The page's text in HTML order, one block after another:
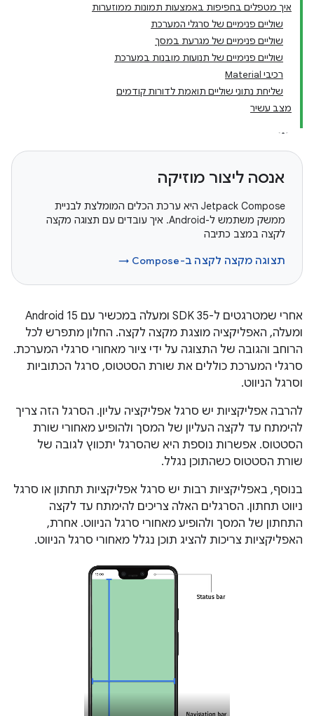
איך מטפלים בחפיפות באמצעות תמונות ממוזערות
שוליים פנימיים של סרגלי המערכת
שוליים פנימיים של מגרעת במסך
שוליים פנימיים של תנועות מובנות במערכת
רכיבי Material
שליחת נתוני שוליים תואמת לדורות קודמים
מצב עשיר
אנסה ליצור מוזיקה
‫Jetpack Compose היא ערכת הכלים המומלצת לבניית
ממשק משתמש ל-Android. איך עובדים עם תצוגה מקצה
לקצה במצב כתיבה
תצוגה מקצה לקצה ב-Compose →
אחרי שמטרגטים ל-SDK 35 ומעלה במכשיר עם Android 15
ומעלה, האפליקציה מוצגת מקצה לקצה. החלון מתפרש לכל
הרוחב והגובה של התצוגה על ידי ציור מאחורי סרגלי המערכת.
סרגלי המערכת כוללים את שורת הסטטוס, סרגל הכתוביות
וסרגל הניווט.
להרבה אפליקציות יש סרגל אפליקציה עליון. הסרגל הזה צריך
להימתח עד לקצה העליון של המסך ולהופיע מאחורי שורת
הסטטוס. אפשרות נוספת היא שהסרגל יתכווץ לגובה של
שורת הסטטוס כשהתוכן נגלל.
בנוסף, באפליקציות רבות יש סרגל אפליקציות תחתון או סרגל
ניווט תחתון. הסרגלים האלה צריכים להימתח עד לקצה
התחתון של המסך ולהופיע מאחורי סרגל הניווט. אחרת,
האפליקציות צריכות להציג תוכן נגלל מאחורי סרגל הניווט.